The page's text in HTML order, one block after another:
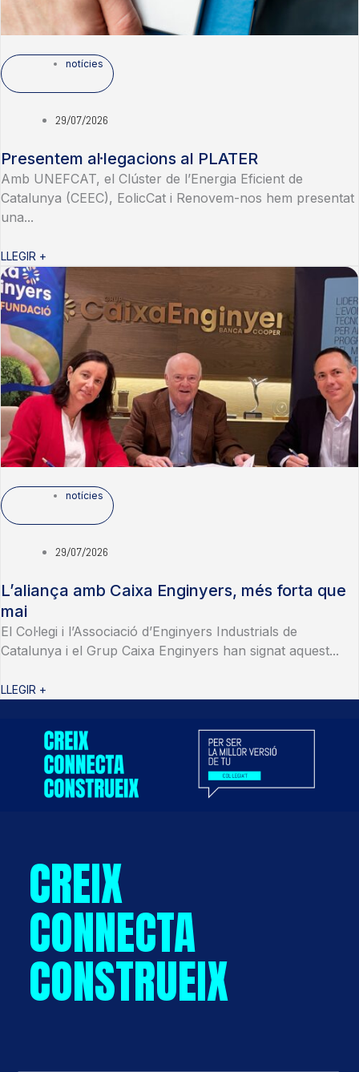
notícies
29/07/2026
Presentem al·legacions al PLATER
Amb UNEFCAT, el Clúster de l’Energia Eficient de
Catalunya (CEEC), EolicCat i Renovem-nos hem presentat
una...
LLEGIR +
notícies
29/07/2026
L’aliança amb Caixa Enginyers, més forta que
mai
El Col·legi i l’Associació d’Enginyers Industrials de
Catalunya i el Grup Caixa Enginyers han signat aquest...
LLEGIR +
CREIX
CONNECTA
CONSTRUEIX